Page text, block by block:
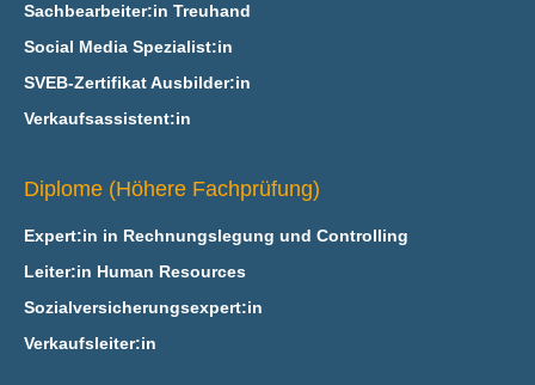
Sachbearbeiter:in Treuhand
Social Media Spezialist:in
SVEB-Zertifikat Ausbilder:in
Verkaufsassistent:in
Diplome (Höhere Fachprüfung)
Expert:in in Rechnungslegung und Controlling
Leiter:in Human Resources
Sozialversicherungsexpert:in
Verkaufsleiter:in